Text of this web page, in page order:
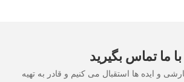
با ما تماس بگیرید
و ایده ها استقبال می کنیم و قادر به تهیه